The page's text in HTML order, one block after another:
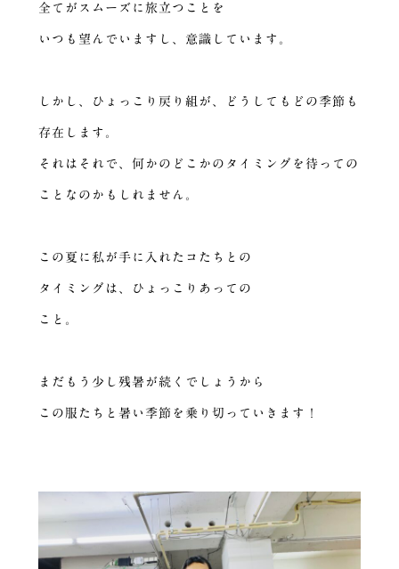
全てがスムーズに旅立つことを
いつも望んでいますし、意識しています。
しかし、ひょっこり戻り組が、どうしてもどの季節も
存在します。
それはそれで、何かのどこかのタイミングを待っての
ことなのかもしれません。
この夏に私が手に入れたコたちとの
タイミングは、ひょっこりあっての
こと。
まだもう少し残暑が続くでしょうから
この服たちと暑い季節を乗り切っていきます！